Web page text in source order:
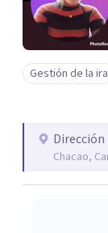
Gestión de la ira
Chacao,